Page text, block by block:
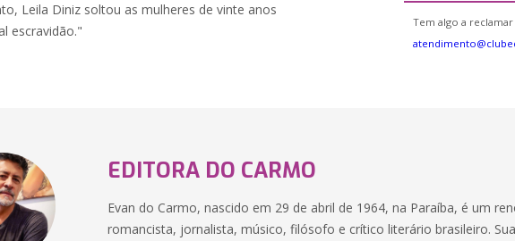
Leila Diniz soltou as mulheres de vinte anos
escravidão."
Tem algo a
EDITORA DO CARMO
Evan do Carmo, nascido em 29 de abril de 1964, na Paraíba, é um
romancista, jornalista, músico, filósofo e crítico literário brasileiro.